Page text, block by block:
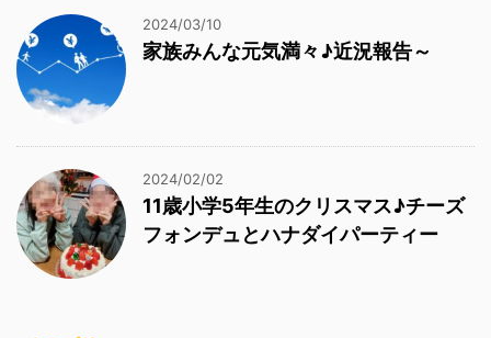
2024/03/10
家族みんな元気満々♪近況報告～
2024/02/02
11歳小学5年生のクリスマス♪チーズ
フォンデュとハナダイパーティー